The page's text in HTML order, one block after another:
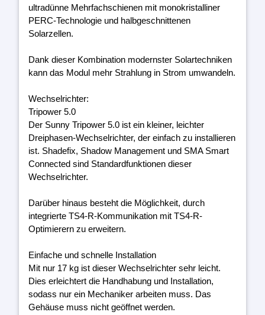
ultradünne Mehrfachschienen mit monokristalliner
PERC-Technologie und halbgeschnittenen
Solarzellen.
Dank dieser Kombination modernster Solartechniken
kann das Modul mehr Strahlung in Strom umwandeln.
Wechselrichter:
Tripower 5.0
Der Sunny Tripower 5.0 ist ein kleiner, leichter
Dreiphasen-Wechselrichter, der einfach zu installieren
ist. Shadefix, Shadow Management und SMA Smart
Connected sind Standardfunktionen dieser
Wechselrichter.
Darüber hinaus besteht die Möglichkeit, durch
integrierte TS4-R-Kommunikation mit TS4-R-
Optimierern zu erweitern.
Einfache und schnelle Installation
Mit nur 17 kg ist dieser Wechselrichter sehr leicht.
Dies erleichtert die Handhabung und Installation,
sodass nur ein Mechaniker arbeiten muss. Das
Gehäuse muss nicht geöffnet werden.